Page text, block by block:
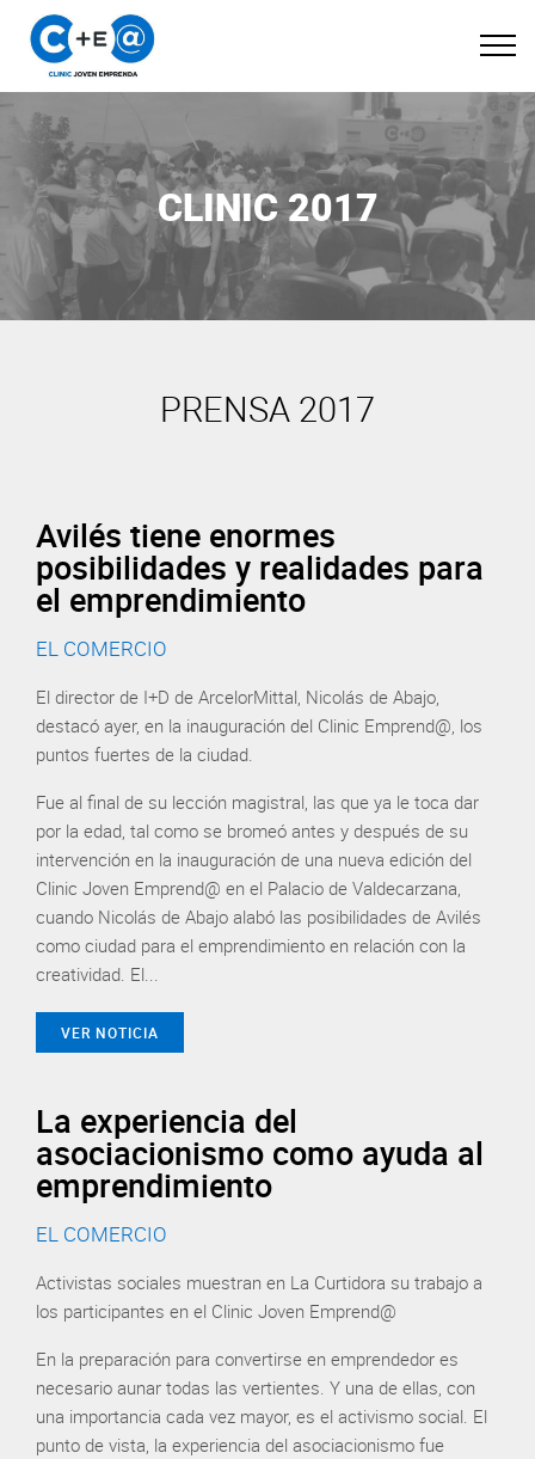
CLINIC 2017
PRENSA 2017
Avilés tiene enormes
posibilidades y realidades para
el emprendimiento
EL COMERCIO
El director de I+D de ArcelorMittal, Nicolás de Abajo,
destacó ayer, en la inauguración del Clinic Emprend@, los
puntos fuertes de la ciudad.
Fue al final de su lección magistral, las que ya le toca dar
por la edad, tal como se bromeó antes y después de su
intervención en la inauguración de una nueva edición del
Clinic Joven Emprend@ en el Palacio de Valdecarzana,
cuando Nicolás de Abajo alabó las posibilidades de Avilés
como ciudad para el emprendimiento en relación con la
creatividad. El...
VER NOTICIA
La experiencia del
asociacionismo como ayuda al
emprendimiento
EL COMERCIO
Activistas sociales muestran en La Curtidora su trabajo a
los participantes en el Clinic Joven Emprend@
En la preparación para convertirse en emprendedor es
necesario aunar todas las vertientes. Y una de ellas, con
una importancia cada vez mayor, es el activismo social. El
punto de vista, la experiencia del asociacionismo fue